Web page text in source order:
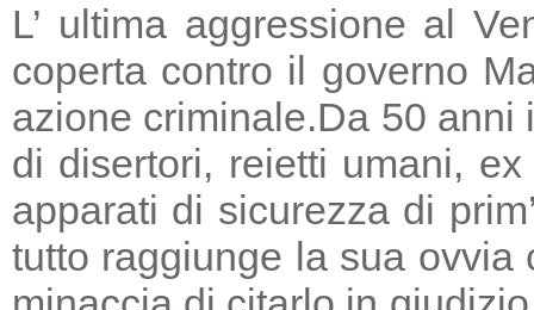
L’ ultima aggressione al
coperta contro il governo
azione criminale.Da 50 anni
di disertori, reietti umani,
apparati di sicurezza di
tutto raggiunge la sua